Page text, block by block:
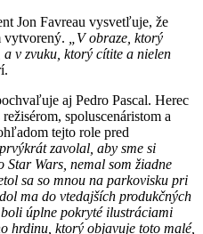
Jon Favreau vysvetľuje, že
vytvorený.
„V obraze, ktorý
v zvuku, ktorý cítite a nielen
aj Pedro Pascal. Herec
spoluscenáristom a
tejto role pred
zavolal, aby sme si
Wars, nemal som žiadne
sa so mnou na parkovisku pri
ma do vtedajších produkčných
úplne pokryté ilustráciami
hrdinu, ktorý objavuje toto malé,